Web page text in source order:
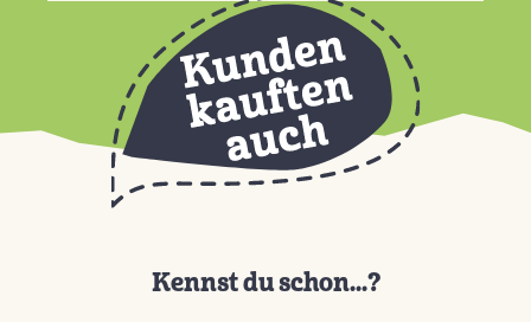
Kennst du schon...?